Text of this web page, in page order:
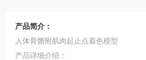
产品简介：
人体骨骼附肌肉起止点着色模型
产品详细介绍：